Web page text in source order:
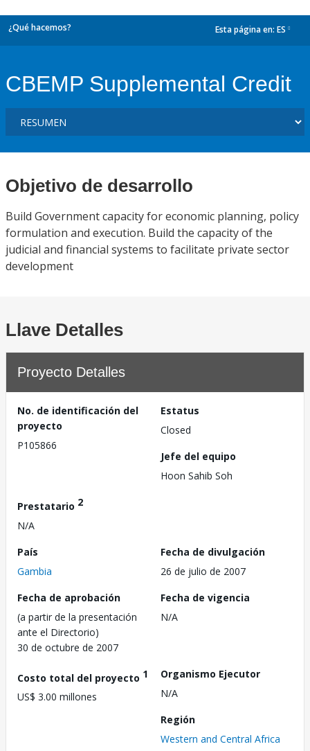
¿Qué hacemos? Esta página en: ES
CBEMP Supplemental Credit
Objetivo de desarrollo
Build Government capacity for economic planning, policy
formulation and execution. Build the capacity of the
judicial and financial systems to facilitate private sector
development
Llave Detalles
Proyecto Detalles
No. de identificación del
proyecto
P105866
Estatus
Closed
Jefe del equipo
Hoon Sahib Soh
Prestatario 2
N/A
País
Gambia
Fecha de divulgación
26 de julio de 2007
Fecha de aprobación
(a partir de la presentación
ante el Directorio)
30 de octubre de 2007
Fecha de vigencia
N/A
Costo total del proyecto 1
US$ 3.00 millones
Organismo Ejecutor
N/A
Región
Western and Central Africa